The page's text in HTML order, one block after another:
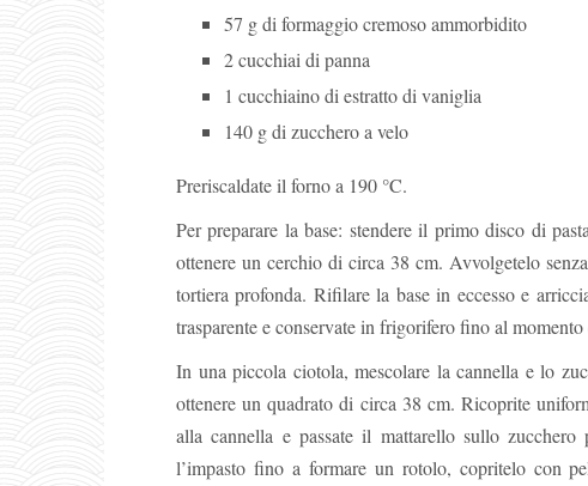
57 g di formaggio cremoso ammorbidito
2 cucchiai di panna
1 cucchiaino di estratto di vaniglia
140 g di zucchero a velo
Preriscaldate il forno a 190 °C.
Per preparare la base: stendere il primo disco di
ottenere un cerchio di circa 38 cm. Avvolgetelo
tortiera profonda. Rifilare la base in eccesso e
trasparente e conservate in frigorifero fino al momento
In una piccola ciotola, mescolare la cannella e lo
ottenere un quadrato di circa 38 cm. Ricoprite
alla cannella e passate il mattarello sullo
l’impasto fino a formare un rotolo, copritelo con